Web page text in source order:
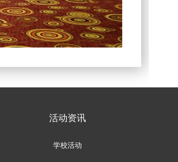
活动资讯
学校活动